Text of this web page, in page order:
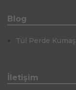
Blog
Tül Perde
İletişim